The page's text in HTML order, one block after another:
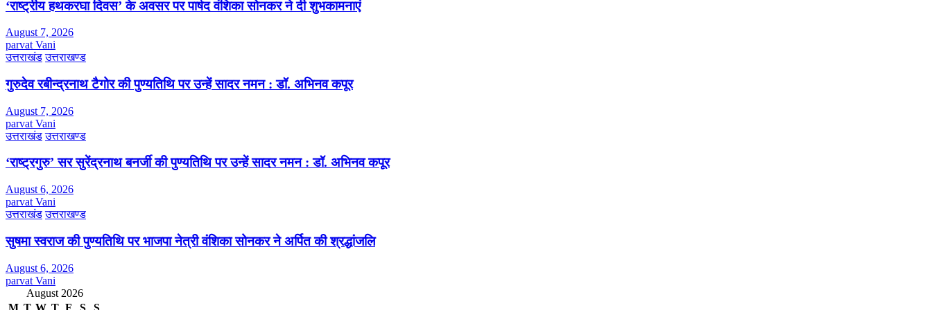
‘राष्ट्रीय हथकरघा दिवस’ के अवसर पर पार्षद वंशिका सोनकर ने दी शुभकामनाएं
August 7, 2026
parvat Vani
उत्तराखंड उत्तराखण्ड
गुरुदेव रबीन्द्रनाथ टैगोर की पुण्यतिथि पर उन्हें सादर नमन : डॉ. अभिनव कपूर
August 7, 2026
parvat Vani
उत्तराखंड उत्तराखण्ड
‘राष्ट्रगुरु’ सर सुरेंद्रनाथ बनर्जी की पुण्यतिथि पर उन्हें सादर नमन : डॉ. अभिनव कपूर
August 6, 2026
parvat Vani
उत्तराखंड उत्तराखण्ड
सुषमा स्वराज की पुण्यतिथि पर भाजपा नेत्री वंशिका सोनकर ने अर्पित की श्रद्धांजलि
August 6, 2026
parvat Vani
August 2026
M T W T F S S